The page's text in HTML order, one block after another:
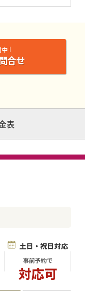
中
合せ
表
土日・祝日対応
事前予約で
対応可